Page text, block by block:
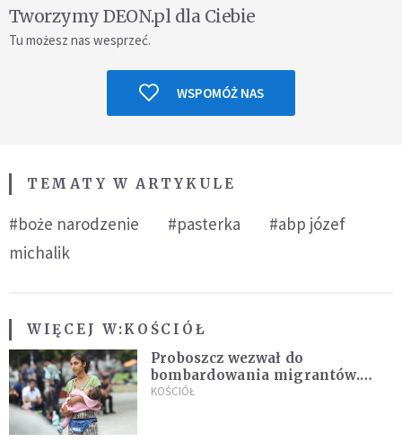
Tworzymy DEON.pl dla Ciebie
Tu możesz nas wesprzeć.
WSPOMÓŻ NAS
TEMATY W ARTYKULE
#boże narodzenie #pasterka
#abp józef
michalik
WIĘCEJ W:KOŚCIÓŁ
Proboszcz wezwał do
bombardowania migrantów.
"Masowy ogień przeciwko
KOŚCIÓŁ